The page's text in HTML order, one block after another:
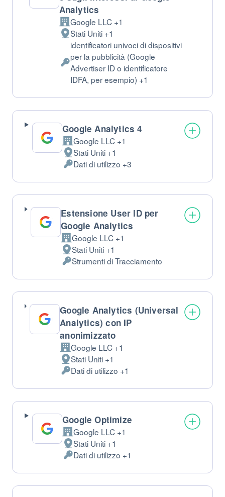
Analytics
Azienda:
Google LLC +1
Luogo
trattamento:
Stati Uniti +1
Dati
Personali
identificatori univoci di dispositivi
per la pubblicità (Google
Advertiser ID o identificatore
IDFA, per esempio) +1
Google Analytics 4
Azienda:
Google LLC +1
Luogo
del
trattamento:
Stati Uniti +1
Dati
Personali
trattati:
Dati di utilizzo +3
Estensione User ID per
Google Analytics
Azienda:
Google LLC +1
Luogo
del
trattamento:
Stati Uniti +1
Dati
Personali
trattati:
Strumenti di Tracciamento
Google Analytics (Universal
Analytics) con IP
anonimizzato
Azienda:
Google LLC +1
Luogo
del
trattamento:
Stati Uniti +1
Dati
Personali
trattati:
Dati di utilizzo +1
Google Optimize
Azienda:
Google LLC +1
Luogo
del
trattamento:
Stati Uniti +1
Dati
Personali
trattati:
Dati di utilizzo +1